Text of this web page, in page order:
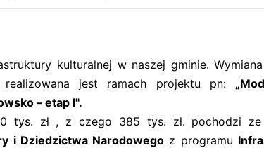
kulturalnej w naszej gminie.
jest ramach projektu pn:
– etap I".
tys. zł , z czego 385 tys. zł. pochodzi ze
i Dziedzictwa Narodowego z programu